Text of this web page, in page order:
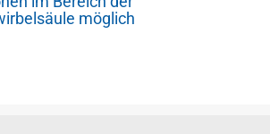
möglich